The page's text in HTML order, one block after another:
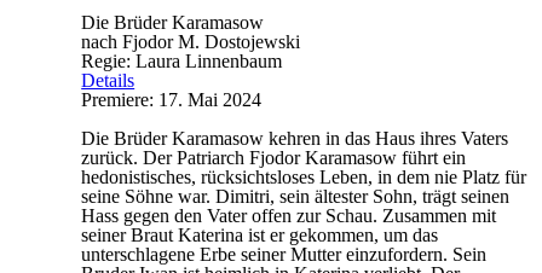
Die Brüder Karamasow
nach Fjodor M. Dostojewski
Regie: Laura Linnenbaum
Details
Premiere: 17. Mai 2024
Die Brüder Karamasow kehren in das Haus ihres Vaters
zurück. Der Patriarch Fjodor Karamasow führt ein
hedonistisches, rücksichtsloses Leben, in dem nie Platz für
seine Söhne war. Dimitri, sein ältester Sohn, trägt seinen
Hass gegen den Vater offen zur Schau. Zusammen mit
seiner Braut Katerina ist er gekommen, um das
unterschlagene Erbe seiner Mutter einzufordern. Sein